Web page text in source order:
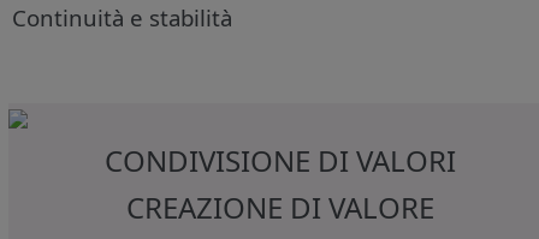
Continuità e stabilità
CONDIVISIONE DI VALORI
CREAZIONE DI VALORE